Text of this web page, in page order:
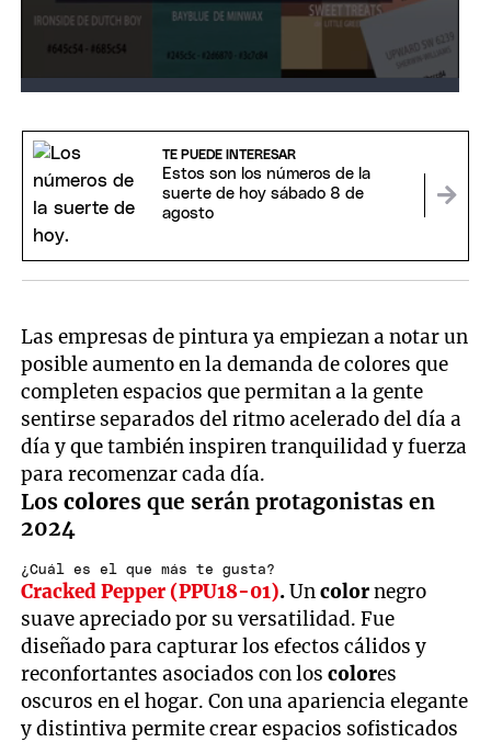
TE PUEDE INTERESAR
Estos son los números de la
suerte de hoy sábado 8 de
agosto
Las empresas de pintura ya empiezan a notar un
posible aumento en la demanda de colores que
completen espacios que permitan a la gente
sentirse separados del ritmo acelerado del día a
día y que también inspiren tranquilidad y fuerza
para recomenzar cada día.
Loscolores que serán protagonistas en
2024
¿Cuál es el que más te gusta?
Cracked Pepper (PPU18-01).Uncolornegro
suave apreciado por su versatilidad. Fue
diseñado para capturar los efectos cálidos y
reconfortantes asociados con loscolores
oscuros en el hogar. Con una apariencia elegante
y distintiva permite crear espacios sofisticados